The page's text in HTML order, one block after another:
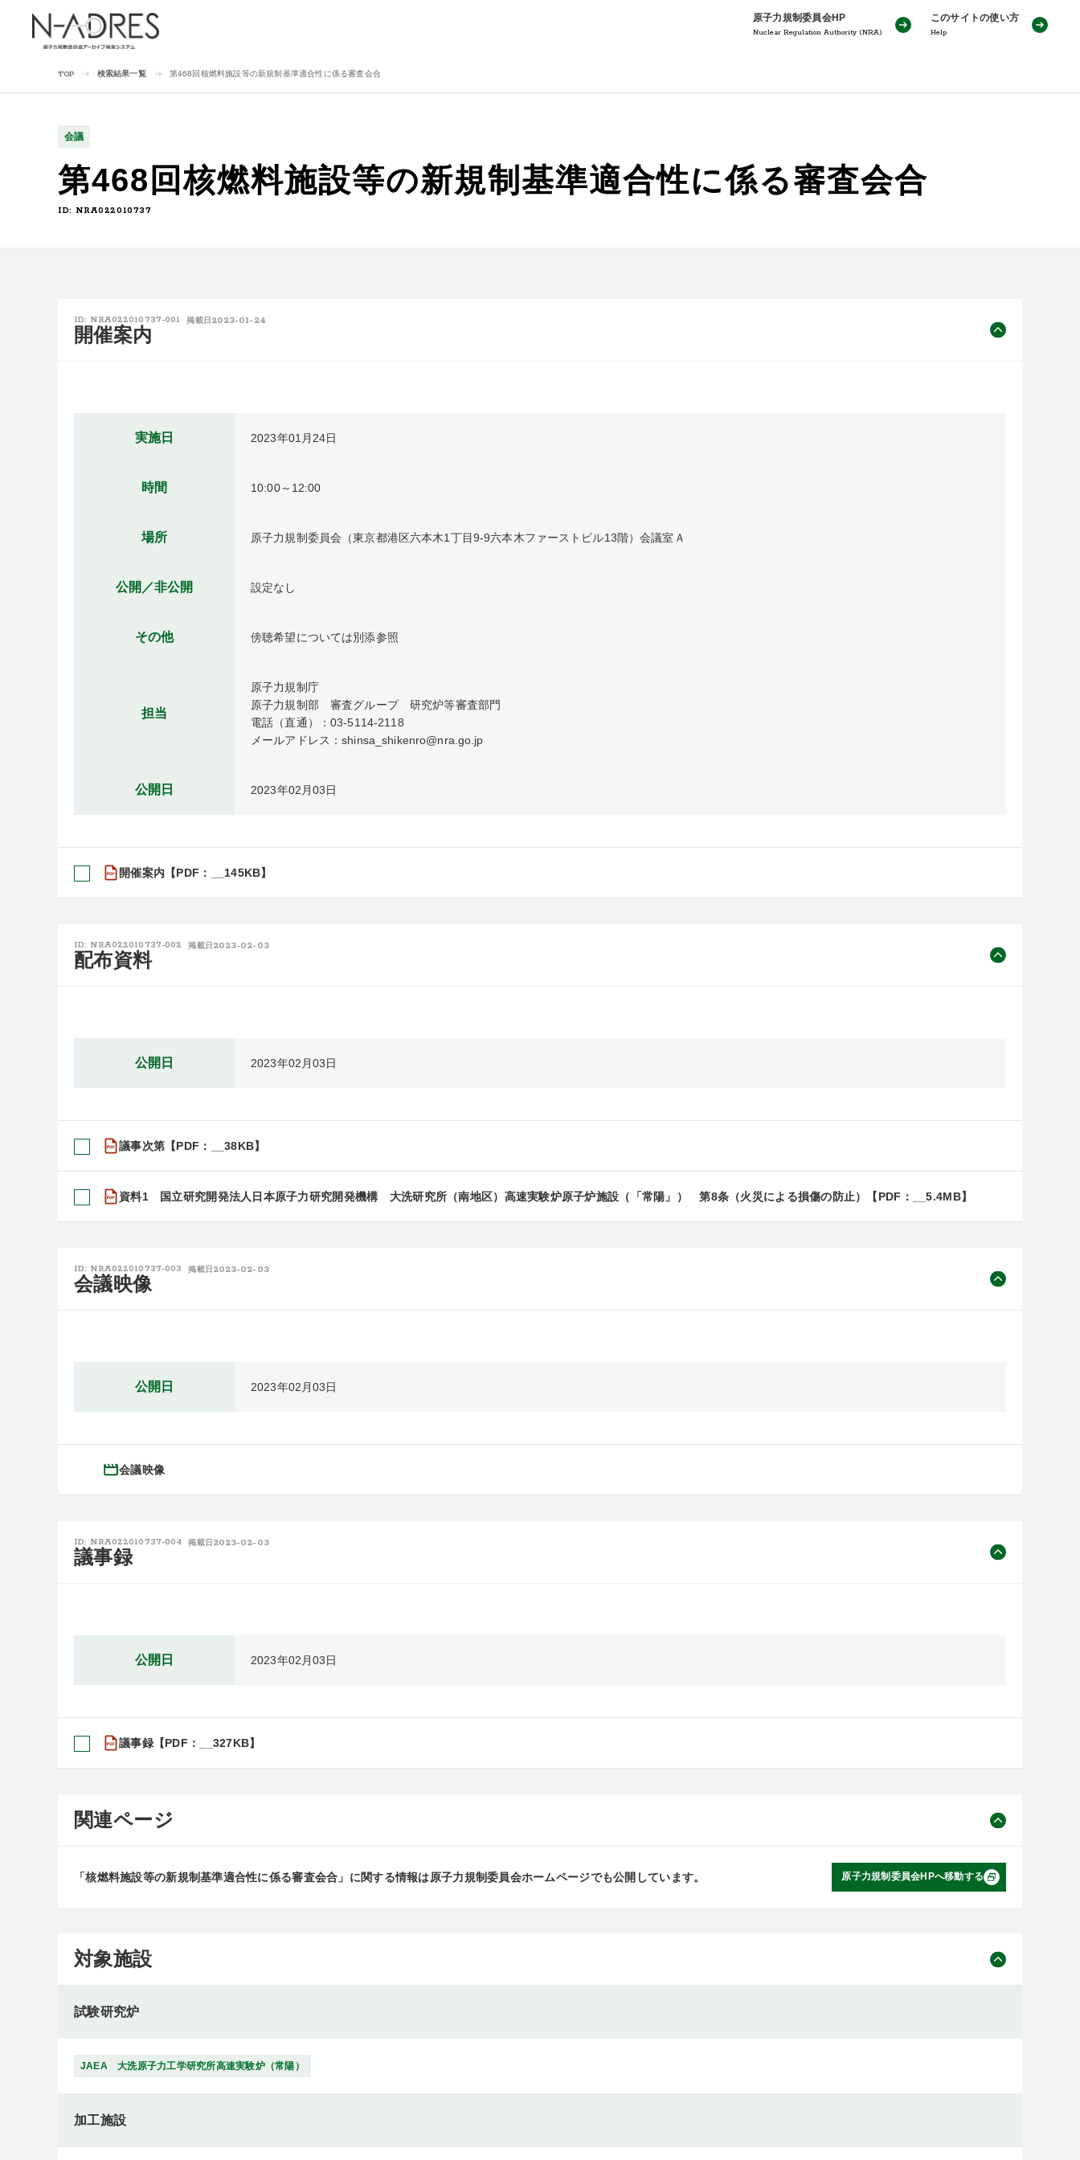
原子力規制委員会HP
Nuclear Regulation Authority (NRA)
このサイトの使い方
Help
TOP 検索結果一覧 第468回核燃料施設等の新規制基準適合性に係る審査会合
会議
第468回核燃料施設等の新規制基準適合性に係る審査会合
ID: NRA022010737
ID: NRA022010737-001 掲載日 2023-01-24
開催案内
実施日 2023年01月24日
時間 10:00～12:00
場所 原子力規制委員会（東京都港区六本木1丁目9-9六本木ファーストビル13階）会議室Ａ
公開／非公開 設定なし
その他 傍聴希望については別添参照
担当
原子力規制庁
原子力規制部　審査グループ　研究炉等審査部門
電話（直通）：03-5114-2118
メールアドレス：shinsa_shikenro@nra.go.jp
公開日 2023年02月03日
開催案内【PDF：__145KB】
ID: NRA022010737-002 掲載日 2023-02-03
配布資料
公開日 2023年02月03日
議事次第【PDF：__38KB】
資料1 国立研究開発法人日本原子力研究開発機構 大洗研究所（南地区）高速実験炉原子炉施設（「常陽」） 第8条（火災による損傷の防止）【PDF：__5.4MB】
ID: NRA022010737-003 掲載日 2023-02-03
会議映像
公開日 2023年02月03日
会議映像
ID: NRA022010737-004 掲載日 2023-02-03
議事録
公開日 2023年02月03日
議事録【PDF：__327KB】
関連ページ
「核燃料施設等の新規制基準適合性に係る審査会合」に関する情報は原子力規制委員会ホームページでも公開しています。 原子力規制委員会HPへ移動する
対象施設
試験研究炉
JAEA 大洗原子力工学研究所高速実験炉（常陽）
加工施設